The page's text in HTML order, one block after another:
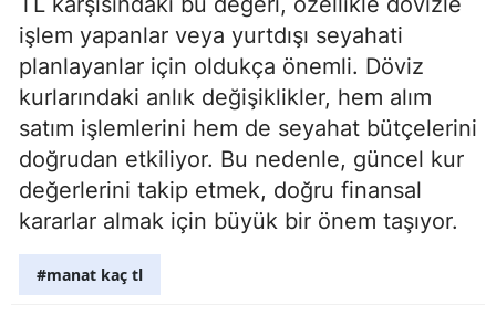
işlem yapanlar veya yurtdışı seyahati
planlayanlar için oldukça önemli. Döviz
kurlarındaki anlık değişiklikler, hem alım
satım işlemlerini hem de seyahat bütçelerini
doğrudan etkiliyor. Bu nedenle, güncel kur
değerlerini takip etmek, doğru finansal
kararlar almak için büyük bir önem taşıyor.
#manat kaç tl